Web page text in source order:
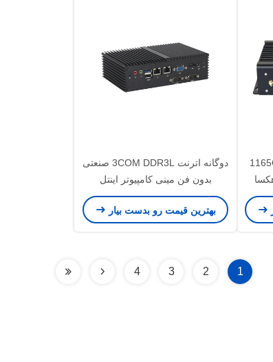
کامپیوتر صنعتی بدون فن 1165G7
دوگانه اترنت 3COM DDR3L صنعتی
بدون فن مینی کامپیوتر اینتل
Celeron J1900
بهترین قیمت رو بدست بیار
1
2
3
4